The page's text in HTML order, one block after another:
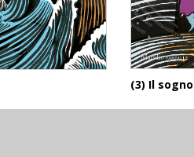
(3) Il